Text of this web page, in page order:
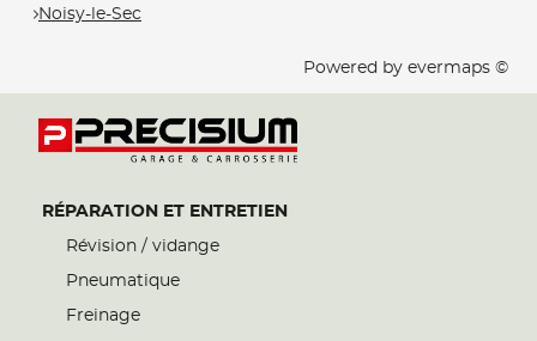
Noisy-le-Sec
Powered by evermaps ©
RÉPARATION ET ENTRETIEN
Révision / vidange
Pneumatique
Freinage